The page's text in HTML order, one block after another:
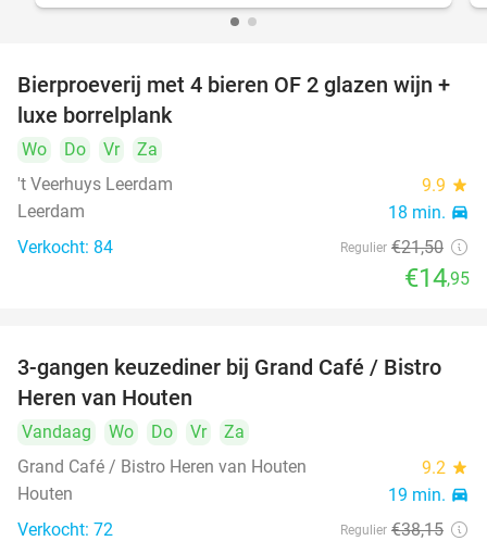
30%
Bierproeverij met 4 bieren OF 2 glazen wijn +
luxe borrelplank
Wo Do Vr
Za
't Veerhuys Leerdam
9.9 star
Leerdam 18 min. directions_car
Verkocht: 84 Regulier €21,50
€14,95
32%
3-gangen keuzediner bij Grand Café / Bistro
Heren van Houten
Vandaag Wo Do Vr
Za
Grand Café / Bistro Heren van Houten
9.2 star
Houten 19 min. directions_car
Verkocht: 72 Regulier €38,15